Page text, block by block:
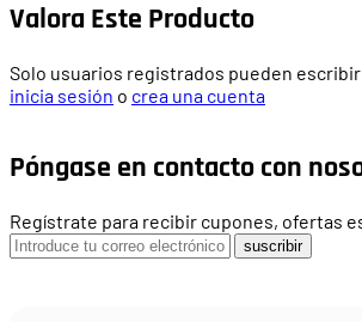
Valora Este Producto
Solo usuarios registrados pueden
inicia sesión o crea una cuenta
Póngase en contacto con
Regístrate para recibir cupones, ofertas
suscribir